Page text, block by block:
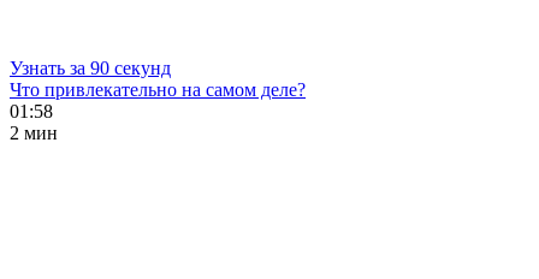
Узнать за 90 секунд
Что привлекательно на самом деле?
01:58
2 мин